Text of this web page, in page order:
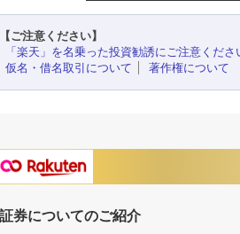
【ご注意ください】
「楽天」を名乗った投資勧誘にご注意くださ
仮名・借名取引について
著作権について
券についてのご紹介